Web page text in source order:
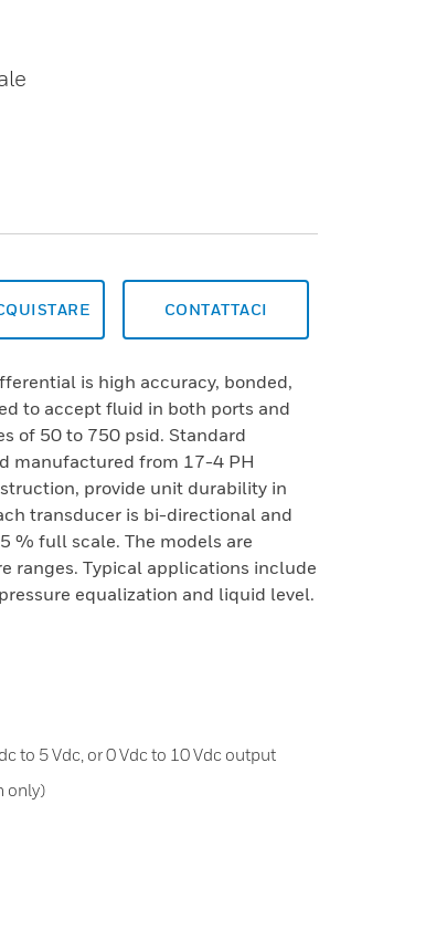
CONTATTACI
is high accuracy, bonded,
to accept fluid in both ports and
of 50 to 750 psid. Standard
manufactured from 17-4 PH
provide unit durability in
transducer is bi-directional and
% full scale. The models are
ranges. Typical applications include
equalization and liquid level.
to 5 Vdc, or 0 Vdc to 10 Vdc output
only)